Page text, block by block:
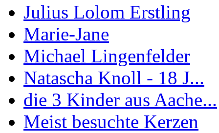
Julius Lolom Erstling
Marie-Jane
Michael Lingenfelder
Natascha Knoll - 18 J...
die 3 Kinder aus Aache...
Meist besuchte Kerzen